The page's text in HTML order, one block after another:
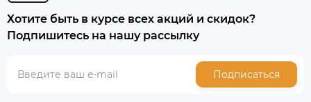
Хотите быть в курсе всех акций и скидок?
Подпишитесь на нашу рассылку
Подписаться